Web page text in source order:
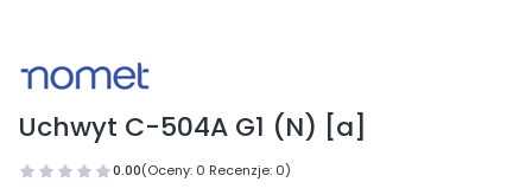
Uchwyt C-504A G1 (N) [a]
0.00(Oceny: 0 Recenzje: 0)